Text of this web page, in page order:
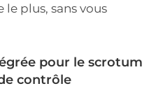
plus, sans vous
pour le scrotum
contrôle